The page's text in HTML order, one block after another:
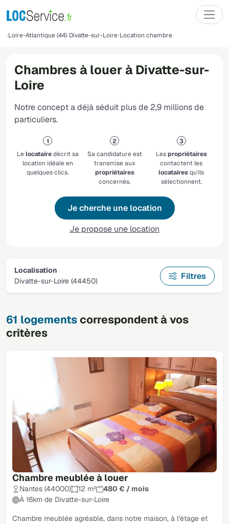
Loire-Atlantique (44) Divatte-sur-Loire Location chambre
Chambres à louer à Divatte-sur-
Loire
Notre concept a déjà séduit plus de 2,9 millions de
particuliers.
Lelocatairedécrit sa
location idéale en
quelques clics.
Sa candidature est
transmise aux
propriétaires
concernés.
Lespropriétaires
contactent les
locatairesqu'ils
sélectionnent.
Je cherche une location
Je propose une location
Localisation
Divatte-sur-Loire (44450)
Filtres
61 logementscorrespondent à vos
critères
Chambre meublée à louer
Nantes (44000) 12 m²
480 € / mois
À 16km de Divatte-sur-Loire
Chambre meublée agréable, dans notre maison, à l'étage et